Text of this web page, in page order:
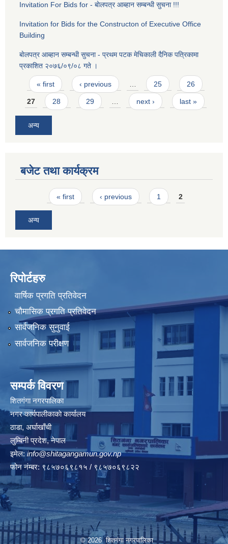
Invitation For Bids for - बाेलपत्र आब्हान सम्बन्धी सुचना !!!
Invitation for Bids for the Constructon of Executive Office
Building
बाेलपत्र आब्हान सम्बन्धी सुचना - प्रथम पटक मेचिकाली दैनिक पत्रिकामा
प्रकाशित २०७६/०९/०८ गते ।
Pages
« first ‹ previous … 25 26
27 28 29 … next › last »
अन्य
बजेट तथा कार्यक्रम
Pages« first ‹ previous 1 2
अन्य
रिपोर्टहरु
वार्षिक प्रगति प्रतिवेदन
चौमासिक प्रगति प्रतिवेदन
सार्वजनिक सुनुवाई
सार्वजनिक परीक्षण
सम्पर्क विवरण
शितगंगा नगरपालिका
नगर कार्यपालीकाकाे कार्यालय
ठाडा, अर्घाखाँची
लुम्बिनी प्रदेश, नेपाल
इमेल: info@shitagangamun.gov.np
फोन नंम्बर: ९८५७०६९८१५ / ९८५७०६९८२२
© 2026 शितगंगा नगरपालिका